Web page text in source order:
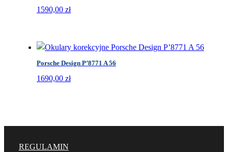
1590,00 zł
Porsche Design P’8771 A 56
1690,00 zł
REGULAMIN